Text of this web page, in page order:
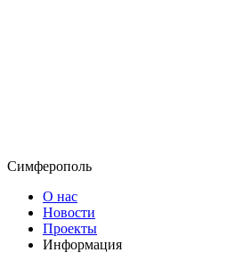
Симферополь
О нас
Новости
Проекты
Информация